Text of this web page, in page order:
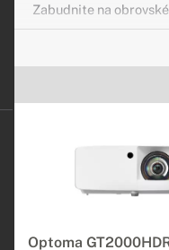
Zabudnite na
svojou flexibilitou,
Projektory
Zanechajte dojem v
Optoma